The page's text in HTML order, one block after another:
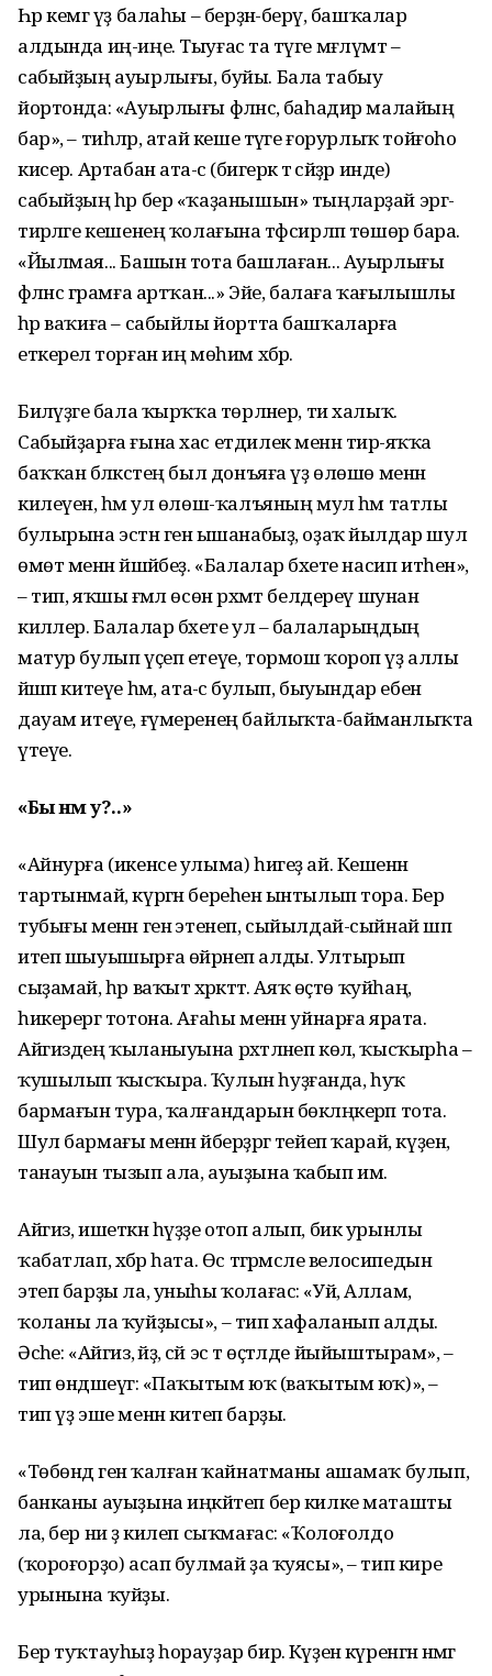
Һәр кемгә үҙ балаһы – берҙән-берәү, башҡалар
алдында иң-иңе. Тыуғас та тәүге мәғлүмәт –
сабыйҙың ауырлығы, буйы. Бала табыу
йортонда: «Ауырлығы фәләнсә, баһадир малайың
бар», – тиһәләр, атай кеше тәүге ғорурлыҡ тойғоһо
кисерә. Артабан ата-әсә (бигерәк тә әсәйҙәр инде)
сабыйҙың һәр бер «ҡаҙанышын» тыңларҙай эргә-
тирәләге кешенең ҡолағына тәфсирләп төшөрә бара.
«Йылмая... Башын тота башлаған... Ауырлығы
фәләнсә грамға артҡан...» Эйе, балаға ҡағылышлы
һәр ваҡиға – сабыйлы йортта башҡаларға
еткерелә торған иң мөһим хәбәр.
Биләүҙәге бала ҡырҡҡа төрләнер, ти халыҡ.
Сабыйҙарға ғына хас етдилек менән тирә-яҡҡа
баҡҡан бәләкәстең был донъяға үҙ өлөшө менән
килеүенә, һәм ул өлөш-ҡалъяның мул һәм татлы
булырына эстән генә ышанабыҙ, оҙаҡ йылдар шул
өмөт менән йәшәйбеҙ. «Балалар бәхете насип итһен»,
– тип, яҡшы ғәмәл өсөн рәхмәт белдереү шунан
киләлер. Балалар бәхете ул – балаларыңдың
матур булып үҫеп етеүе, тормош ҡороп үҙ аллы
йәшәп китеүе һәм, ата-әсә булып, быуындар ебен
дауам итеүе, ғүмеренең байлыҡта-байманлыҡта
үтеүе.
«Бы нәмә у?..»
«Айнурға (икенсе улыма) һигеҙ ай. Кешенән
тартынмай, күргән береһенә ынтылып тора. Бер
тубығы менән генә этенеп, сыйылдай-сыйнай шәп
итеп шыуышырға өйрәнеп алды. Ултырып
сыҙамай, һәр ваҡыт хәрәкәттә. Аяҡ өҫтө ҡуйһаң,
һикерергә тотона. Ағаһы менән уйнарға ярата.
Айгиздең ҡыланыуына рәхәтләнеп көлә, ҡысҡырһа –
ҡушылып ҡысҡыра. Ҡулын һуҙғанда, һуҡ
бармағын тура, ҡалғандарын бөкләңкерәп тота.
Шул бармағы менән әйберҙәргә тейеп ҡарай, күҙен,
танауын тызып ала, ауыҙына ҡабып имә.
Айгиз, ишеткән һүҙҙе отоп алып, бик урынлы
ҡабатлап, хәбәр һата. Өс тәгәрмәсле велосипедын
этеп барҙы ла, уныһы ҡолағас: «Уй, Аллам,
ҡоланы ла ҡуйҙысы», – тип хафаланып алды.
Әсәһе: «Айгиз, әйҙә, сәй эс тә өҫтәлде йыйыштырам», –
тип өндәшеүгә: «Паҡытым юҡ (ваҡытым юҡ)», –
тип үҙ эше менән китеп барҙы.
«Төбөндә генә ҡалған ҡайнатманы ашамаҡ булып,
банканы ауыҙына иңкәйтеп бер килке маташты
ла, бер ни ҙә килеп сыҡмағас: «Ҡолоғолдо
(ҡороғорҙо) асап булмай ҙа ҡуясы», – тип кире
урынына ҡуйҙы.
Бер туҡтауһыҙ һорауҙар бирә. Күҙенә күренгән нәмәгә